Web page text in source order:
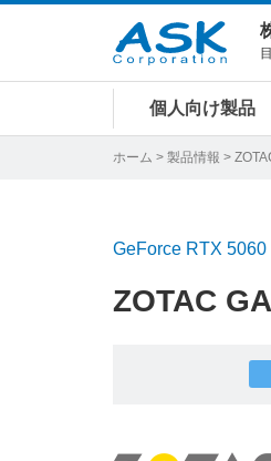
個人向け製品
ホーム > 製品情報 >
GeForce RTX
ZOTAC